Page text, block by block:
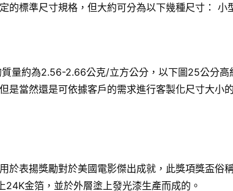
的標準尺寸規格，但大約可分為以下幾種尺寸：
量約為2.56-2.66公克/立方公分，以下圖25公分
是當然還是可依據客戶的需求進行客製化尺寸大小
於表揚獎勵對於美國電影傑出成就，此獎項獎盃
金箔，並於外層塗上發光漆生產而成的。